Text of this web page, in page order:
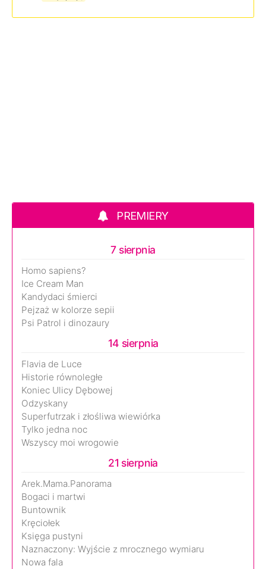
PREMIERY
7 sierpnia
Homo sapiens?
Ice Cream Man
Kandydaci śmierci
Pejzaż w kolorze sepii
Psi Patrol i dinozaury
14 sierpnia
Flavia de Luce
Historie równoległe
Koniec Ulicy Dębowej
Odzyskany
Superfutrzak i złośliwa wiewiórka
Tylko jedna noc
Wszyscy moi wrogowie
21 sierpnia
Arek.Mama.Panorama
Bogaci i martwi
Buntownik
Kręciołek
Księga pustyni
Naznaczony: Wyjście z mrocznego wymiaru
Nowa fala